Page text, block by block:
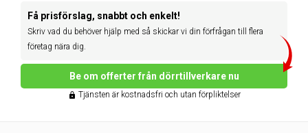
Få prisförslag, snabbt och enkelt!
Skriv vad du behöver hjälp med så skickar vi din förfrågan till flera
företag nära dig.
Be om offerter från dörrtillverkare nu
Tjänsten är kostnadsfri och utan förpliktelser